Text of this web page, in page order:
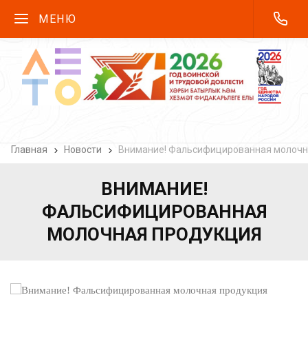
МЕНЮ
Главная Новости Внимание! Фальсифицированная
ВНИМАНИЕ!
ФАЛЬСИФИЦИРОВАННАЯ
МОЛОЧНАЯ ПРОДУКЦИЯ